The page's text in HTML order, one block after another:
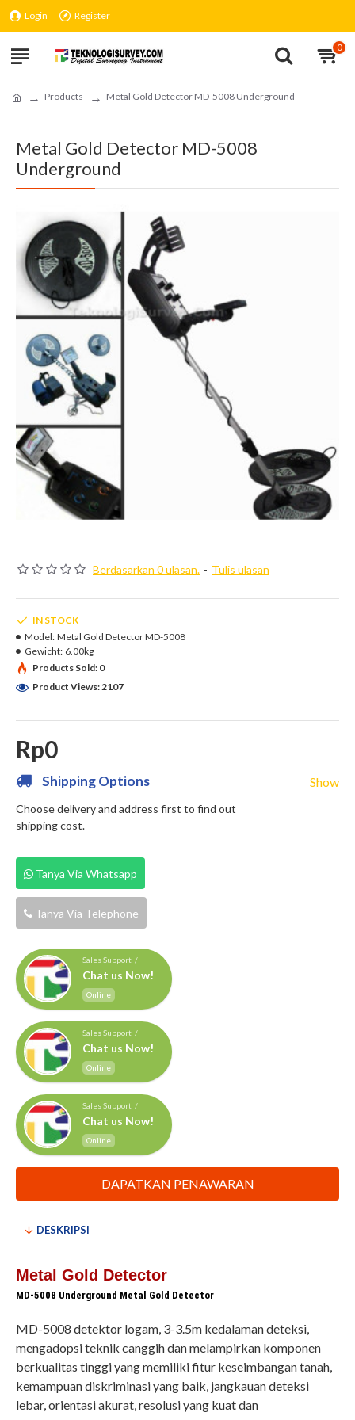
Login Register
0
Products Metal Gold Detector MD-5008 Underground
Metal Gold Detector MD-5008
Underground
Berdasarkan 0 ulasan. - Tulis ulasan
Rp0
IN STOCK
Model: Metal Gold Detector MD-5008
Gewicht: 6.00kg
Products Sold: 0
Product Views: 2107
Shipping Options
Choose delivery and address first to find out
shipping cost.
Show
Tanya Via Whatsapp
Tanya Via Telephone
Sales Support /
Chat us Now!
Online
Sales Support /
Chat us Now!
Online
Sales Support /
Chat us Now!
Online
DAPATKAN PENAWARAN
DESKRIPSI
Metal Gold Detector
MD-5008 Underground Metal Gold Detector
MD-5008 detektor logam, 3-3.5m kedalaman deteksi,
mengadopsi teknik canggih dan melampirkan komponen
berkualitas tinggi yang memiliki fitur keseimbangan tanah,
kemampuan diskriminasi yang baik, jangkauan deteksi
lebar, orientasi akurat, resolusi yang kuat dan